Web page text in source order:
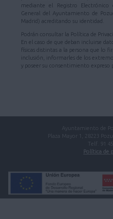
mediante el Registro
General del Ayuntamiento de
Madrid) acreditando su identidad.
Podrán consultar la Política de
En el caso de que deban incluirse
físicas distintas a la persona que lo
inclusión, informarles de los
y poseer su consentimiento expreso
Ayuntamiento de
Plaza Mayor 1, 28223
Telf. 91
Política de